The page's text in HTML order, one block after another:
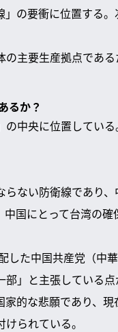
の要衝に位置する
主要生産拠点であ
るか？
中央に位置している
ない防衛線であり
国にとって台湾の
した中国共産党（中
」と主張している点
的な悲願であり、
られている。